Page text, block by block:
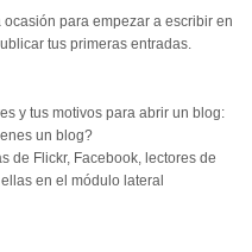
para empezar a escribir en
tus primeras entradas.
y tus motivos para abrir un blog:
un blog?
de Flickr, Facebook, lectores de
en el módulo lateral